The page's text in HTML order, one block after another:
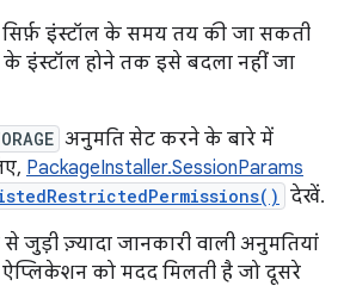
सिर्फ़ इंस्टॉल के समय तय की जा सकती
इंस्टॉल होने तक इसे बदला नहीं जा
अनुमति सेट करने के बारे में
PackageInstaller.SessionParams
देखें.
से जुड़ी ज़्यादा जानकारी वाली अनुमतियां
को मदद मिलती है जो दूसरे